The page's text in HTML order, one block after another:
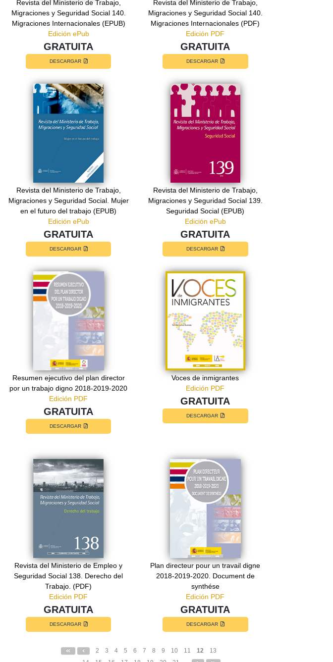
Revista del Ministerio de Trabajo,
Migraciones y Seguridad Social 140.
Migraciones Internacionales (EPUB)
Edición ePub
GRATUITA
DESCARGAR
Revista del Ministerio de Trabajo,
Migraciones y Seguridad Social 140.
Migraciones Internacionales (PDF)
Edición PDF
GRATUITA
DESCARGAR
Revista del Ministerio de Trabajo,
Migraciones y Seguridad Social. Mujer
en el futuro del trabajo (EPUB)
Edición ePub
GRATUITA
DESCARGAR
Revista del Ministerio de Trabajo,
Migraciones y Seguridad Social 139.
Seguridad Social (EPUB)
Edición ePub
GRATUITA
DESCARGAR
Resumen ejecutivo del plan director
por un trabajo digno 2018-2019-2020
Edición PDF
GRATUITA
DESCARGAR
Voces de inmigrantes
Edición PDF
GRATUITA
DESCARGAR
Revista del Ministerio de Empleo y
Seguridad Social 138. Derecho del
Trabajo. (PDF)
Edición PDF
GRATUITA
DESCARGAR
Plan directeur pour un travail digne
2018-2019-2020. Document de
synthése
Edición PDF
GRATUITA
DESCARGAR
2 3 4 5 6 7 8 9 10 11 12
13